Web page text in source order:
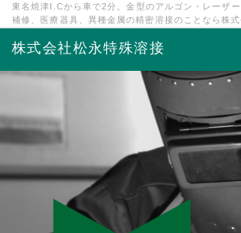
東名焼津I.Cから車で2分。金型のアルゴン・レーザ
補修、医療器具、異種金属の精密溶接のことなら株式
株式会社松永特殊溶接